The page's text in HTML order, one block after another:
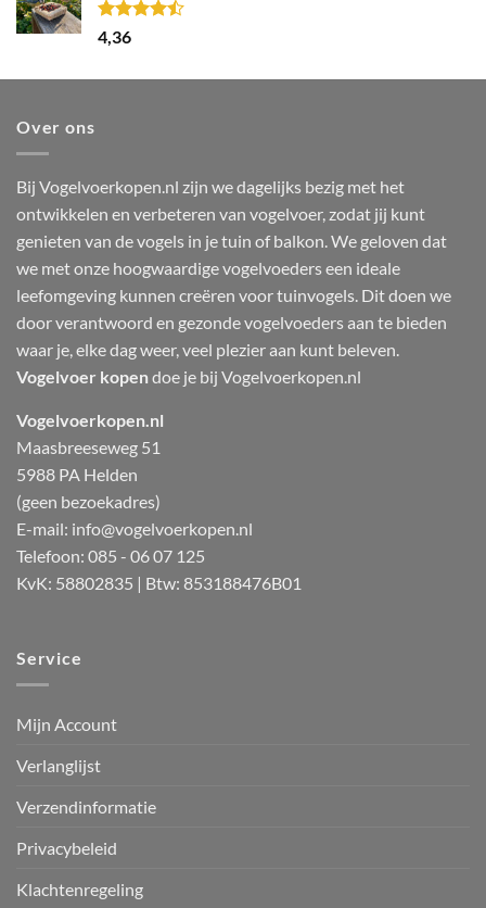
Gewaardeerd
4.44
4,36
Over ons
Bij Vogelvoerkopen.nl zijn we dagelijks bezig met het
ontwikkelen en verbeteren van vogelvoer, zodat jij kunt
genieten van de vogels in je tuin of balkon. We geloven dat
we met onze hoogwaardige vogelvoeders een ideale
leefomgeving kunnen creëren voor tuinvogels. Dit doen we
door verantwoord en gezonde vogelvoeders aan te bieden
waar je, elke dag weer, veel plezier aan kunt beleven.
Vogelvoer kopendoe je bij Vogelvoerkopen.nl
Vogelvoerkopen.nl
Maasbreeseweg 51
5988 PA Helden
(geen bezoekadres)
E-mail: info@vogelvoerkopen.nl
Telefoon: 085 - 06 07 125
KvK: 58802835 | Btw: 853188476B01
Service
Mijn Account
Verlanglijst
Verzendinformatie
Privacybeleid
Klachtenregeling